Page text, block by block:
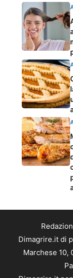
Dimagrire.it di
Marchese 10,